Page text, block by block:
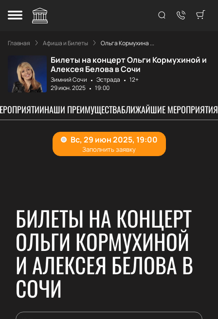
Главная Афиша и Билеты Ольга Кормухина ...
Билеты на концерт Ольги Кормухиной и
Алексея Белова в Сочи
Зимний Сочи Эстрада
12+
29 июн. 2025
19:00
НАШИ ПРЕИМУЩЕСТВАБЛИЖАЙШИЕ МЕРОПРИЯТИЯ
БИЛЕТЫ НА КОНЦЕРТ
ОЛЬГИ КОРМУХИНОЙ
И АЛЕКСЕЯ БЕЛОВА В
СОЧИ